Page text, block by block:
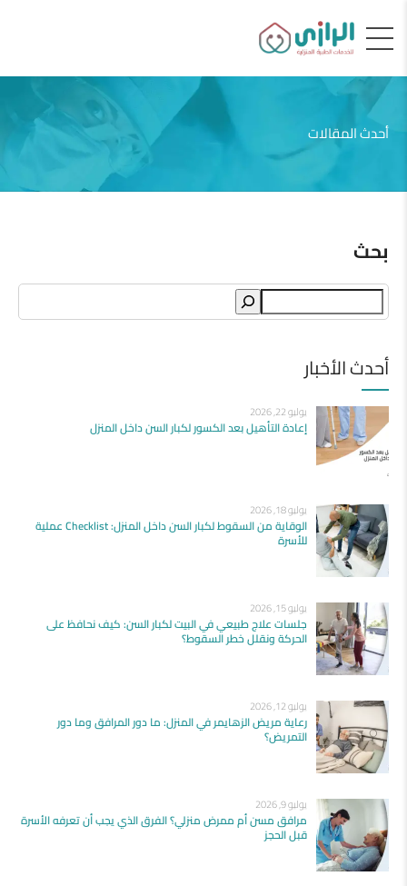
أحدث المقالات
بحث
أحدث الأخبار
يوليو 22, 2026
إعادة التأهيل بعد الكسور لكبار السن داخل المنزل
يوليو 18, 2026
الوقاية من السقوط لكبار السن داخل المنزل: Checklist عملية
للأسرة
يوليو 15, 2026
جلسات علاج طبيعي في البيت لكبار السن: كيف نحافظ على
الحركة ونقلل خطر السقوط؟
يوليو 12, 2026
رعاية مريض الزهايمر في المنزل: ما دور المرافق وما دور
التمريض؟
يوليو 9, 2026
مرافق مسن أم ممرض منزلي؟ الفرق الذي يجب أن تعرفه الأسرة
قبل الحجز